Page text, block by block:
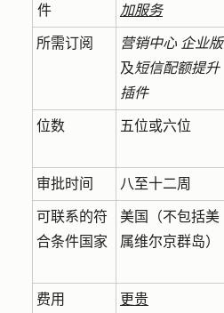
件 加服务
所需订阅 营销中心 企业版
及短信配额提升
插件
位数 五位或六位
审批时间 八至十二周
可联系的符
合条件国家
美国（不包括美
属维尔京群岛）
费用 更贵